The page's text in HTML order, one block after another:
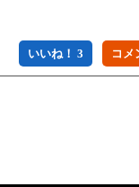
いいね！ 3